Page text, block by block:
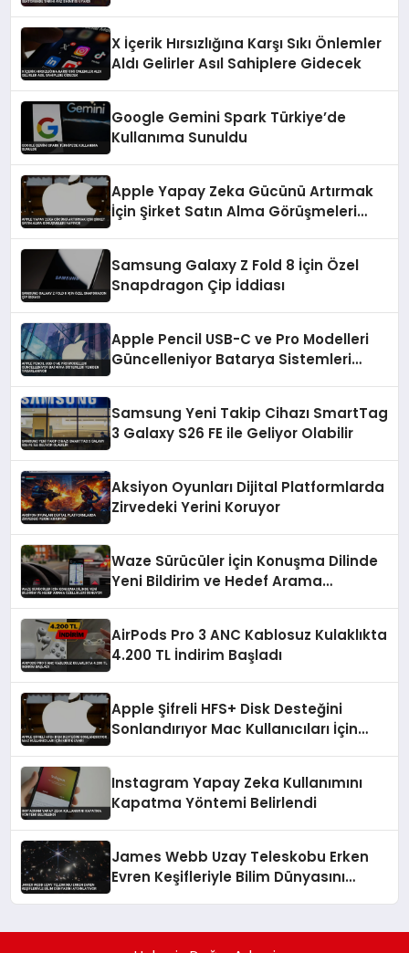
X İçerik Hırsızlığına Karşı Sıkı Önlemler
Aldı Gelirler Asıl Sahiplere Gidecek
Google Gemini Spark Türkiye’de
Kullanıma Sunuldu
Apple Yapay Zeka Gücünü Artırmak
İçin Şirket Satın Alma Görüşmeleri
Samsung Galaxy Z Fold 8 İçin Özel
Snapdragon Çip İddiası
Apple Pencil USB-C ve Pro Modelleri
Güncelleniyor Batarya Sistemleri
Samsung Yeni Takip Cihazı SmartTag
3 Galaxy S26 FE ile Geliyor Olabilir
Aksiyon Oyunları Dijital Platformlarda
Zirvedeki Yerini Koruyor
Waze Sürücüler İçin Konuşma Dilinde
Yeni Bildirim ve Hedef Arama
AirPods Pro 3 ANC Kablosuz Kulaklıkta
4.200 TL İndirim Başladı
Apple Şifreli HFS+ Disk Desteğini
Sonlandırıyor Mac Kullanıcıları İçin
Instagram Yapay Zeka Kullanımını
Kapatma Yöntemi Belirlendi
James Webb Uzay Teleskobu Erken
Evren Keşifleriyle Bilim Dünyasını